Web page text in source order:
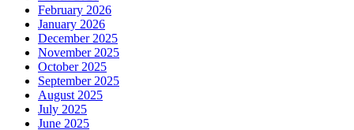
February 2026
January 2026
December 2025
November 2025
October 2025
September 2025
August 2025
July 2025
June 2025